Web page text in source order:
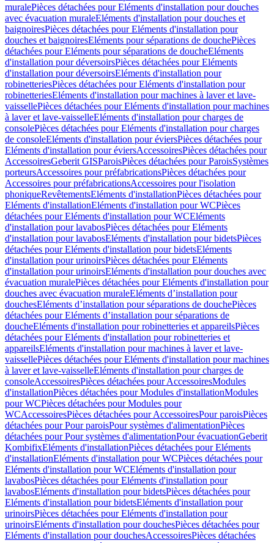
muralePièces détachées pour Eléments d'installation pour douches
avec évacuation muraleEléments d'installation pour douches et
baignoiresPièces détachées pour Eléments d'installation pour
douches et baignoiresEléments pour séparations de douchePièces
détachées pour Eléments pour séparations de doucheEléments
d'installation pour déversoirsPièces détachées pour Eléments
d'installation pour déversoirsEléments d'installation pour
robinetteriesPièces détachées pour Eléments d'installation pour
robinetteriesEléments d'installation pour machines à laver et lave-
vaissellePièces détachées pour Eléments d'installation pour machines
à laver et lave-vaisselleEléments d'installation pour charges de
consolePièces détachées pour Eléments d'installation pour charges
de consoleEléments d'installation pour éviersPièces détachées pour
Eléments d'installation pour éviersAccessoiresPièces détachées pour
AccessoiresGeberit GISParoisPièces détachées pour ParoisSystèmes
porteursAccessoires pour préfabricationsPièces détachées pour
Accessoires pour préfabricationsAccessoires pour l'isolation
phoniqueRevêtementsEléments d'installationPièces détachées pour
Eléments d'installationEléments d'installation pour WCPièces
détachées pour Eléments d'installation pour WCEléments
d'installation pour lavabosPièces détachées pour Eléments
d'installation pour lavabosEléments d'installation pour bidetsPièces
détachées pour Eléments d'installation pour bidetsEléments
d'installation pour urinoirsPièces détachées pour Eléments
d'installation pour urinoirsEléments d'installation pour douches avec
évacuation muralePièces détachées pour Eléments d'installation pour
douches avec évacuation muraleEléments d’installation pour
douchesEléments d’installation pour séparations de douchePièces
détachées pour Eléments d’installation pour séparations de
doucheEléments d'installation pour robinetteries et appareilsPièces
détachées pour Eléments d'installation pour robinetteries et
appareilsEléments d'installation pour machines à laver et lave-
vaissellePièces détachées pour Eléments d'installation pour machines
à laver et lave-vaisselleEléments d'installation pour charges de
consoleAccessoiresPièces détachées pour AccessoiresModules
d'installationPièces détachées pour Modules d'installationModules
pour WCPièces détachées pour Modules pour
WCAccessoiresPièces détachées pour AccessoiresPour paroisPièces
détachées pour Pour paroisPour systèmes d'alimentationPièces
détachées pour Pour systèmes d'alimentationPour évacuationGeberit
KombifixEléments d'installationPièces détachées pour Eléments
d'installationEléments d'installation pour WCPièces détachées pour
Eléments d'installation pour WCEléments d'installation pour
lavabosPièces détachées pour Eléments d'installation pour
lavabosEléments d'installation pour bidetsPièces détachées pour
Eléments d'installation pour bidetsEléments d'installation pour
urinoirsPièces détachées pour Eléments d'installation pour
urinoirsEléments d'installation pour douchesPièces détachées pour
Eléments d'installation pour douchesAccessoiresPièces détachées